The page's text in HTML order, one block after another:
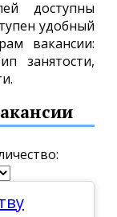
доступны
удобный
вакансии:
занятости,